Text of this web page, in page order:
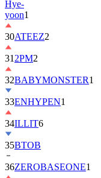
30ATEEZ
312PM2
32 BABYMONSTER
33ENHYPEN1
34ILLIT6
35BTOB
36ZEROBASEONE
37KiiiKiii4